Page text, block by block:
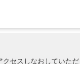
セスしなおしていた